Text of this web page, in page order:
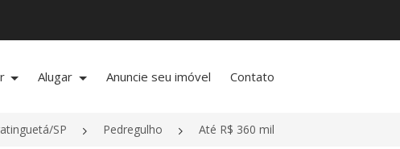
Alugar Anuncie seu imóvel Contato
SP Pedregulho Até R$ 360 mil